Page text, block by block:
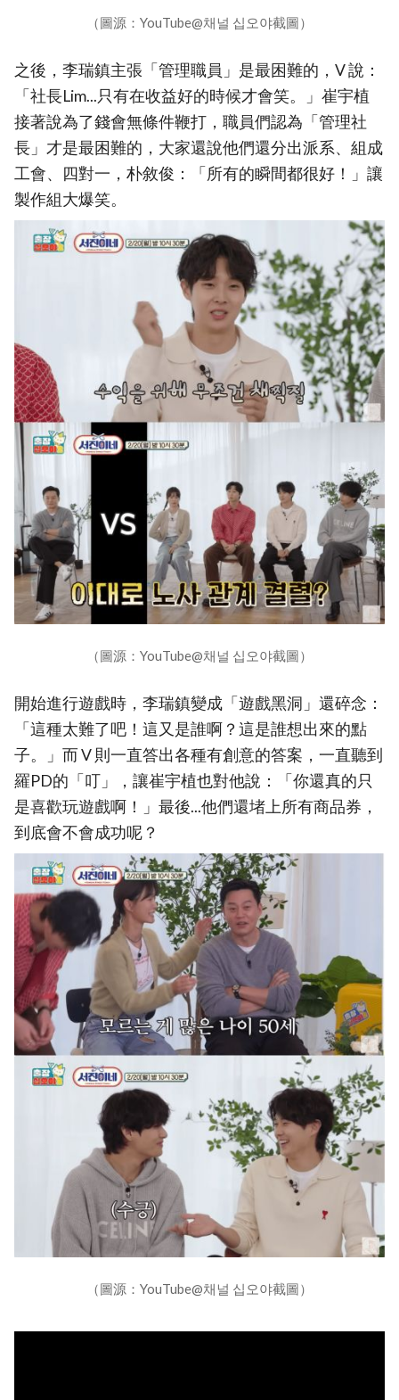
（圖源：YouTube@채널 십오야截圖）
之後，李瑞鎮主張「管理職員」是最困難的，V 說：
「社長Lim...只有在收益好的時候才會笑。」崔宇植
接著說為了錢會無條件鞭打，職員們認為「管理社
長」才是最困難的，大家還說他們還分出派系、組成
工會、四對一，朴敘俊：「所有的瞬間都很好！」讓
製作組大爆笑。
（圖源：YouTube@채널 십오야截圖）
開始進行遊戲時，李瑞鎮變成「遊戲黑洞」還碎念：
「這種太難了吧！這又是誰啊？這是誰想出來的點
子。」而 V 則一直答出各種有創意的答案，一直聽到
羅PD的「叮」，讓崔宇植也對他說：「你還真的只
是喜歡玩遊戲啊！」最後...他們還堵上所有商品券，
到底會不會成功呢？
（圖源：YouTube@채널 십오야截圖）